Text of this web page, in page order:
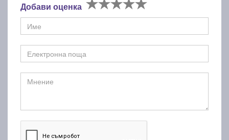
Добави оценка